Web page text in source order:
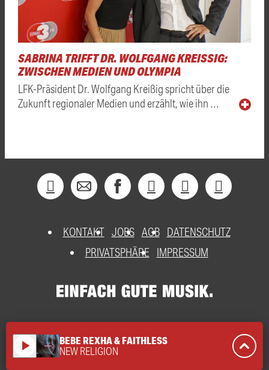
SABRINA TRIFFT DR. WOLFGANG KREISSIG: Z
WISCHEN MEDIEN UND OLYMPIA
LFK-Präsident Dr. Wolfgang Kreißig spricht über die
Zukunft regionaler Medien und erzählt, wie ihn …
KONTAKT JOBS AGB DATENSCHUTZ
PRIVATSPHÄRE
IMPRESSUM
play_arrow BEBE REXHA & FAITHLESS
NEW RELIGION